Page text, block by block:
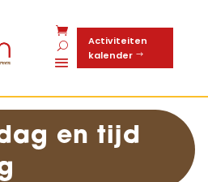
Activiteiten
kalender
en tijd